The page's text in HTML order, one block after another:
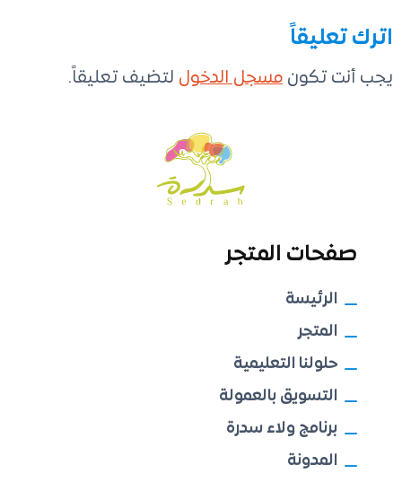
اترك تعليقاً
يجب أنت تكون مسجل الدخول لتضيف تعليقاً.
صفحات المتجر
الرئيسة
المتجر
حلولنا التعليمية
التسويق بالعمولة
برنامج ولاء سدرة
المدونة